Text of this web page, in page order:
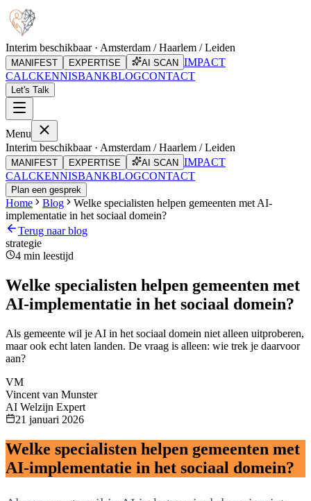
Interim beschikbaar · Amsterdam / Haarlem / Leiden
MANIFEST EXPERTISE AI SCAN IMPACT
CALCKENNISBANKBLOGCONTACT
Let's Talk
Menu
Interim beschikbaar · Amsterdam / Haarlem / Leiden
MANIFEST EXPERTISE AI SCAN IMPACT
CALCKENNISBANKBLOGCONTACT
Plan een gesprek
Home Blog
Welke specialisten helpen gemeenten met AI-
implementatie in het sociaal domein?
Terug naar blog
strategie
4 min leestijd
Welke specialisten helpen gemeenten met
AI-implementatie in het sociaal domein?
Als gemeente wil je AI in het sociaal domein niet alleen uitproberen,
maar ook echt laten landen. De vraag is alleen: wie trek je daarvoor
aan?
VM
Vincent van Munster
AI Welzijn Expert
21 januari 2026
Welke specialisten helpen gemeenten met
AI-implementatie in het sociaal domein?